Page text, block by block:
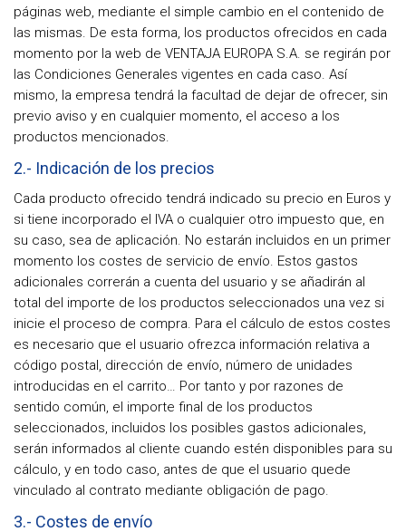
páginas web, mediante el simple cambio en el contenido de
las mismas. De esta forma, los productos ofrecidos en cada
momento por la web de VENTAJA EUROPA S.A. se regirán por
las Condiciones Generales vigentes en cada caso. Así
mismo, la empresa tendrá la facultad de dejar de ofrecer, sin
previo aviso y en cualquier momento, el acceso a los
productos mencionados.
2.- Indicación de los precios
Cada producto ofrecido tendrá indicado su precio en Euros y
si tiene incorporado el IVA o cualquier otro impuesto que, en
su caso, sea de aplicación. No estarán incluidos en un primer
momento los costes de servicio de envío. Estos gastos
adicionales correrán a cuenta del usuario y se añadirán al
total del importe de los productos seleccionados una vez si
inicie el proceso de compra. Para el cálculo de estos costes
es necesario que el usuario ofrezca información relativa a
código postal, dirección de envío, número de unidades
introducidas en el carrito… Por tanto y por razones de
sentido común, el importe final de los productos
seleccionados, incluidos los posibles gastos adicionales,
serán informados al cliente cuando estén disponibles para su
cálculo, y en todo caso, antes de que el usuario quede
vinculado al contrato mediante obligación de pago.
3.- Costes de envío